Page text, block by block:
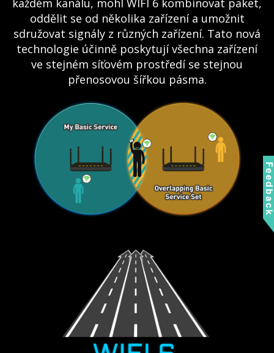
každém kanálu, mohl WIFI 6 kombinovat paket,
oddělit se od několika zařízení a umožnit
sdružovat signály z různých zařízení. Tato nová
technologie účinně poskytují všechna zařízení
ve stejném síťovém prostředí se stejnou
přenosovou šířkou pásma.